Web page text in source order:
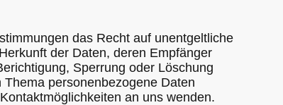
das Recht auf unentgeltliche
der Daten, deren Empfänger
Sperrung oder Löschung
personenbezogene Daten
an uns wenden.